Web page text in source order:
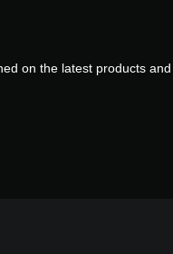
on the latest products and